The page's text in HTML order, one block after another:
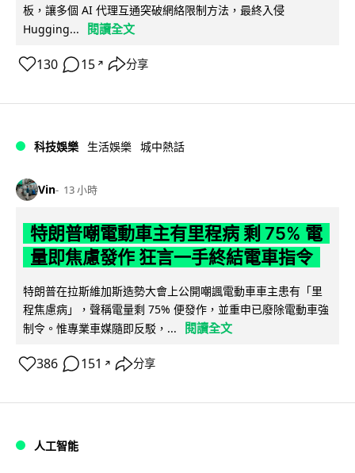
板，讓多個 AI 代理互通突破網絡限制方法，最終入侵
Hugging...
閱讀全文
130 15 ↗ 分享
科技娛樂 生活娛樂 城中熱話
Vin 13 小時
特朗普嘲電動車主有里程病 剩 75% 電
量即焦慮發作 狂言一手終結電車指令
特朗普在拉斯維加斯造勢大會上公開嘲諷電動車車主患有「里
程焦慮病」，聲稱電量剩 75% 便發作，並重申已廢除電動車強
制令。惟專業車媒隨即反駁，...
閱讀全文
386 151 ↗ 分享
人工智能